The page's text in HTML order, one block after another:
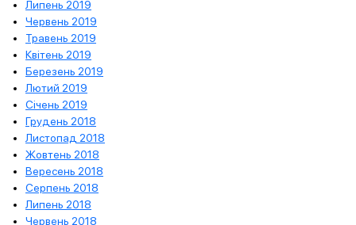
Липень 2019
Червень 2019
Травень 2019
Квітень 2019
Березень 2019
Лютий 2019
Січень 2019
Грудень 2018
Листопад 2018
Жовтень 2018
Вересень 2018
Серпень 2018
Липень 2018
Червень 2018